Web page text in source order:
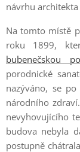
návrhu
Na tomto místě
roku 1899,
bubenečskou
porodnické
nazýváno, se
národního
nevyhovujícího
budova nebyla
postupně